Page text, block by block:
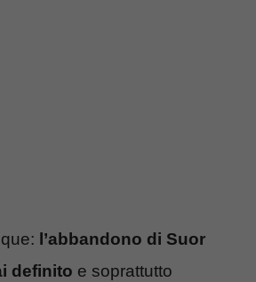
l’abbandono di Suor
definito e soprattutto